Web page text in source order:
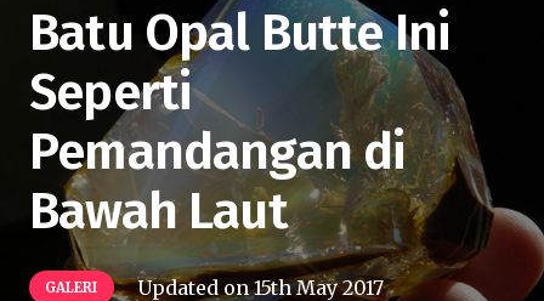
Batu Opal Butte Ini
Seperti
Pemandangan di
Bawah Laut
GALERI Updated on15th May 2017